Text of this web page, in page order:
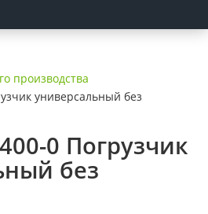
производства
универсальный без
0 Погрузчик
без